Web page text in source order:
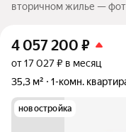
вторичном жилье —
4 057 200 ₽
от 17 027 ₽ в месяц
35,3 м²
1-комн.
новостройка